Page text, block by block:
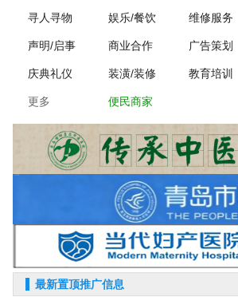
寻人寻物 娱乐/餐饮 维修服务
声明/启事 商业合作 广告策划
庆典礼仪 装潢/装修 教育培训
更多 便民商家
最新置顶推广信息